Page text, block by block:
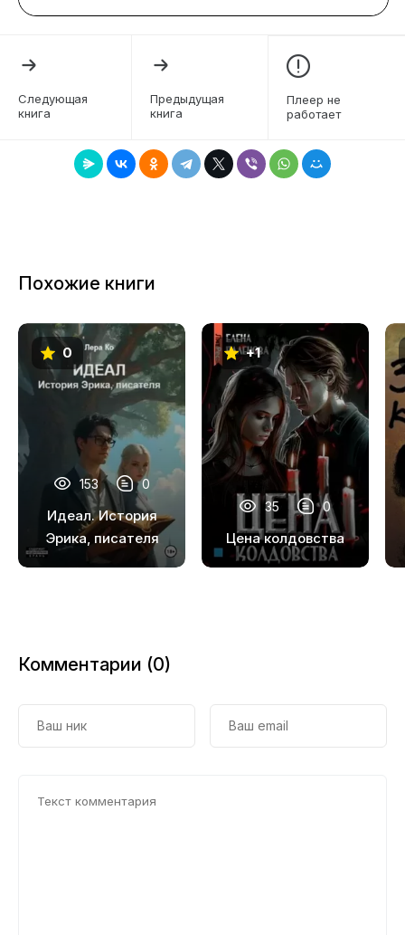
4
7
Следующая
книга
Предыдущая
книга
Плеер не
работает
Похожие книги
0
153 0
Идеал. История
Эрика, писателя
+1
35 0
Цена колдовства
Комментарии (0)